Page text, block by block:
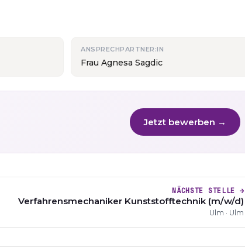
ANSPRECHPARTNER:IN
Frau Agnesa Sagdic
Jetzt bewerben →
NÄCHSTE STELLE →
Verfahrensmechaniker Kunststofftechnik (m/w/d)
Ulm · Ulm